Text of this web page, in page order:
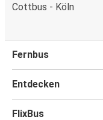
Cottbus - Köln
Fernbus
Entdecken
FlixBus